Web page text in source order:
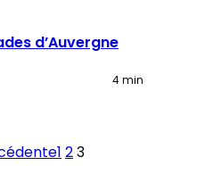
d’Auvergne
4 min
1 23